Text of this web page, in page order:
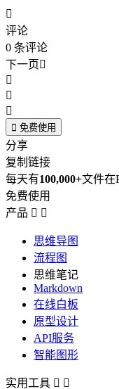

评论
0 条评论
下一页



 免费使用
分享
复制链接
每天有100,000+文件在
免费使用
产品  
思维导图
流程图
思维笔记
Markdown
在线白板
原型设计
API服务
智能图形
实用工具  